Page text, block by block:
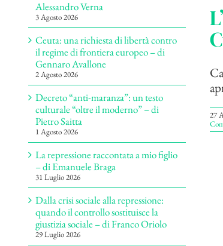
27
Alessandro Verna
3 Agosto 2026
Ceuta: una richiesta di libertà contro
il regime di frontiera europeo – di
Gennaro Avallone
2 Agosto 2026
Decreto “anti-maranza”: un testo
culturale “oltre il moderno” – di
Pietro Saitta
1 Agosto 2026
La repressione raccontata a mio figlio
– di Emanuele Braga
31 Luglio 2026
Dalla crisi sociale alla repressione:
quando il controllo sostituisce la
giustizia sociale – di Franco Oriolo
29 Luglio 2026